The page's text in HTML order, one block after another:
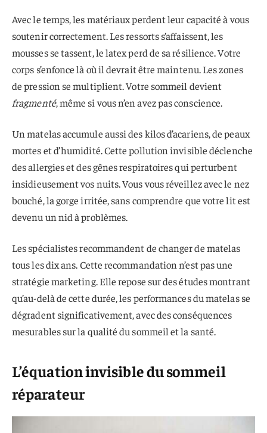
Avec le temps, les matériaux perdent leur capacité à vous
soutenir correctement. Les ressorts s’affaissent, les
mousses se tassent, le latex perd de sa résilience. Votre
corps s’enfonce là où il devrait être maintenu. Les zones
de pression se multiplient. Votre sommeil devient
fragmenté, même si vous n’en avez pas conscience.
Un matelas accumule aussi des kilos d’acariens, de peaux
mortes et d’humidité. Cette pollution invisible déclenche
des allergies et des gênes respiratoires qui perturbent
insidieusement vos nuits. Vous vous réveillez avec le nez
bouché, la gorge irritée, sans comprendre que votre lit est
devenu un nid à problèmes.
Les spécialistes recommandent de changer de matelas
tous les dix ans. Cette recommandation n’est pas une
stratégie marketing. Elle repose sur des études montrant
qu’au-delà de cette durée, les performances du matelas se
dégradent significativement, avec des conséquences
mesurables sur la qualité du sommeil et la santé.
L’équation invisible du sommeil
réparateur